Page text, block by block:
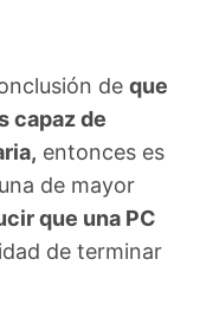
de que
capaz de
entonces es
de mayor
que una PC
de terminar